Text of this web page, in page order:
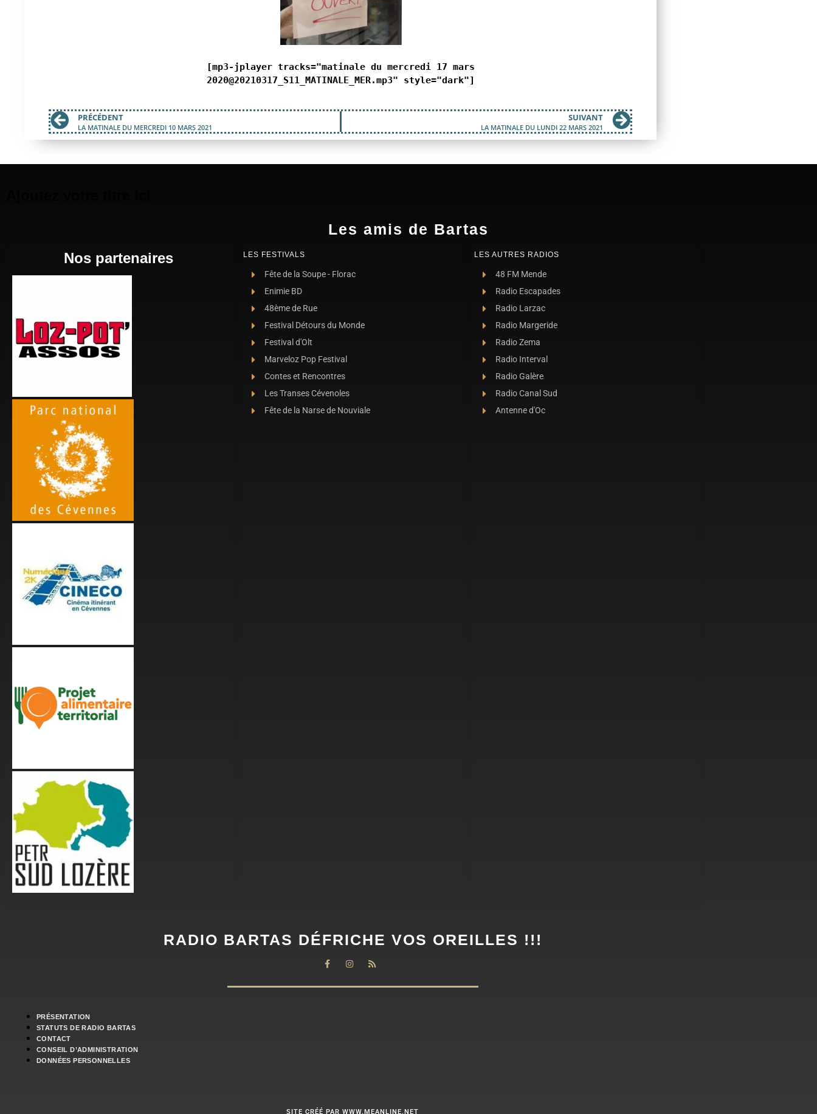
[mp3-jplayer tracks="matinale du mercredi 17 mars
2020@20210317_S11_MATINALE_MER.mp3" style="dark"]
PRÉCÉDENT
LA MATINALE DU MERCREDI 10 MARS 2021
SUIVANT
LA MATINALE DU LUNDI 22 MARS 2021
Les amis de Bartas
Nos partenaires LES FESTIVALS
Fête de la Soupe - Florac
Enimie BD
48ème de Rue
Festival Détours du Monde
Festival d'Olt
Marveloz Pop Festival
Contes et Rencontres
Les Transes Cévenoles
Fête de la Narse de Nouviale
LES AUTRES RADIOS
48 FM Mende
Radio Escapades
Radio Larzac
Radio Margeride
Radio Zema
Radio Interval
Radio Galère
Radio Canal Sud
Antenne d'Oc
RADIO BARTAS DÉFRICHE VOS OREILLES !!!
PRÉSENTATION
STATUTS DE RADIO BARTAS
CONTACT
CONSEIL D’ADMINISTRATION
DONNÉES PERSONNELLES
SITE CRÉÉ PAR WWW.MEANLINE.NET